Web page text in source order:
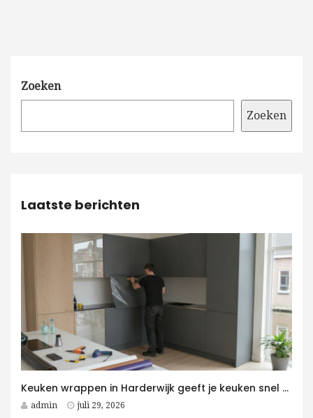
Zoeken
Zoeken
Laatste berichten
Keuken wrappen in Harderwijk geeft je keuken snel een moderne upgrade
admin juli 29, 2026